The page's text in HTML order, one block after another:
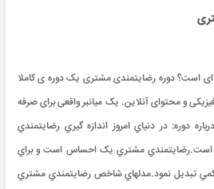
است؟ دوره رضایتمندی مشتری یک دوره ی کاملا
و محتوای آنلاین. یک میانبر واقعی برای صرفه
دوره: در دنياي امروز اندازه گيري رضايتمندي
است.رضايتمندي مشتري يک احساس است و براي
تبديل نمود.مدلهاي شاخص رضايتمندي مشتري